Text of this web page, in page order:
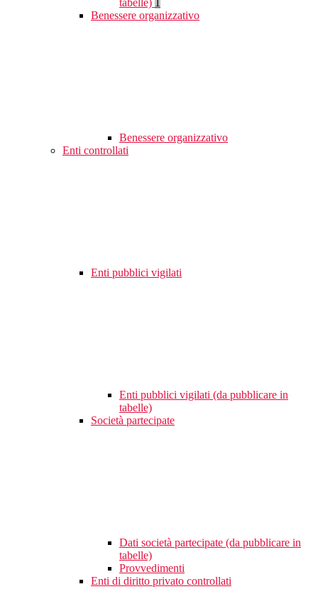
tabelle)
Benessere organizzativo
Benessere organizzativo
Enti controllati
Enti pubblici vigilati
Enti pubblici vigilati (da pubblicare in
tabelle)
Società partecipate
Dati società partecipate (da pubblicare in
tabelle)
Provvedimenti
Enti di diritto privato controllati